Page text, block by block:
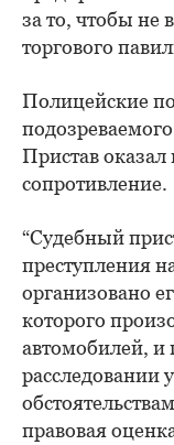
за то, чтобы не
торгового
Полицейские
Пристав
сопротивление.
“Судебный
преступления
организовано
которого
автомобилей, и
расследовании
правовая